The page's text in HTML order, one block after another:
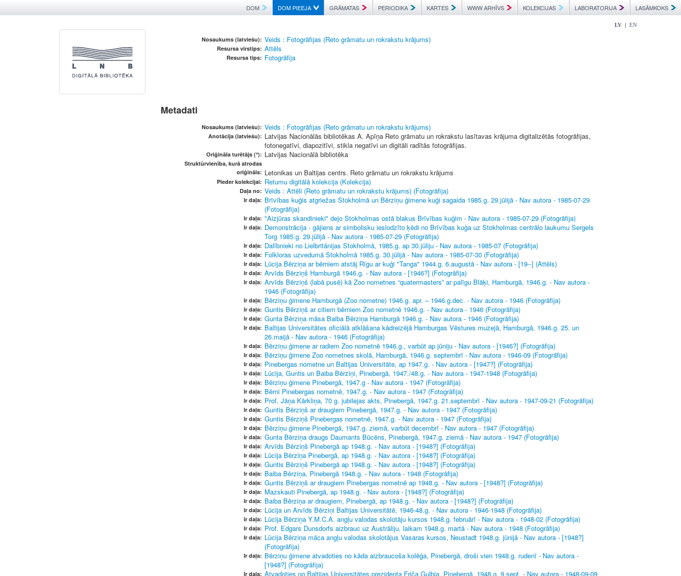
DOM DOM PIEEJA GRĀMATAS PERIODIKA KARTES WWW ARHĪVS KOLEKCIJAS LABORATORIJA LASĀMKOKS
LV | EN
Nosaukums (latviešu): Veids : Fotogrāfijas (Reto grāmatu un rokrakstu krājums)
Resursa virstips: Attēls
Resursa tips: Fotogrāfija
Metadati
Nosaukums (latviešu): Veids : Fotogrāfijas (Reto grāmatu un rokrakstu krājums)
Anotācija (latviešu): Latvijas Nacionālās bibliotēkas A. Apīņa Reto grāmatu un rokrakstu lasītavas krājuma digitalizētās fotogrāfijas,
fotonegatīvi, diapozitīvi, stikla negatīvi un digitāli radītās fotogrāfijas.
Oriģināla turētājs (*): Latvijas Nacionālā bibliotēka
Struktūrvienība, kurā atrodas
oriģināls: Letonikas un Baltijas centrs. Reto grāmatu un rokrakstu krājums
Pieder kolekcijai: Retumu digitālā kolekcija (Kolekcija)
Daļa no: Veids : Attēli (Reto grāmatu un rokrakstu krājums) (Fotogrāfija)
Ir daļa: Brīvības kuģis atgriežas Stokholmā un Bērziņu ģimene kuģi sagaida 1985.g. 29.jūlijā - Nav autora - 1985-07-29
(Fotogrāfija)
Ir daļa: "Aizjūras skandinieki" dejo Stokholmas ostā blakus Brīvības kuģim - Nav autora - 1985-07-29 (Fotogrāfija)
Ir daļa: Demonstrācija - gājiens ar simbolisku ieslodzīto ķēdi no Brīvības kuģa uz Stokholmas centrālo laukumu Sergels
Torg 1985.g. 29.jūlijā - Nav autora - 1985-07-29 (Fotogrāfija)
Ir daļa: Dalībnieki no Lielbritānijas Stokholmā, 1985.g. ap 30.jūliju - Nav autora - 1985-07 (Fotogrāfija)
Ir daļa: Folkloras uzvedumā Stokholmā 1985.g. 30.jūlijā - Nav autora - 1985-07-30 (Fotogrāfija)
Ir daļa: Lūcija Bērziņa ar bērniem atstāj Rīgu ar kuģi "Tanga" 1944.g. 6.augustā - Nav autora - [19--] (Attēls)
Ir daļa: Arvīds Bērziņš Hamburgā 1946.g. - Nav autora - [1946?] (Fotogrāfija)
Ir daļa: Arvīds Bērziņš (labā pusē) kā Zoo nometnes “quatermasters” ar palīgu Blāķi, Hamburgā, 1946.g. - Nav autora -
1946 (Fotogrāfija)
Ir daļa: Bērziņu ģimene Hamburgā (Zoo nometne) 1946.g. apr. – 1946.g.dec. - Nav autora - 1946 (Fotogrāfija)
Ir daļa: Guntis Bērziņš ar citiem bērniem Zoo nometnē 1946.g. - Nav autora - 1946 (Fotogrāfija)
Ir daļa: Gunta Bērziņa māsa Baiba Bērziņa Hamburgā 1946.g. - Nav autora - 1946 (Fotogrāfija)
Ir daļa: Baltijas Universitātes oficiālā atklāšana kādreizējā Hamburgas Vēstures muzejā, Hamburgā, 1946.g. 25. un
26.maijā - Nav autora - 1946 (Fotogrāfija)
Ir daļa: Bērziņu ģimene ar radiem Zoo nometnē 1946.g., varbūt ap jūniju - Nav autora - [1946?] (Fotogrāfija)
Ir daļa: Bērziņu ģimene Zoo nometnes skolā, Hamburgā, 1946.g. septembrī - Nav autora - 1946-09 (Fotogrāfija)
Ir daļa: Pinebergas nometne un Baltijas Universitāte, ap 1947.g. - Nav autora - [1947?] (Fotogrāfija)
Ir daļa: Lūcija, Guntis un Baiba Bērziņi, Pinebergā, 1947./48.g. - Nav autora - 1947-1948 (Fotogrāfija)
Ir daļa: Bērziņu ģimene Pinebergā, 1947.g - Nav autora - 1947 (Fotogrāfija)
Ir daļa: Bērni Pinebergas nometnē, 1947.g. - Nav autora - 1947 (Fotogrāfija)
Ir daļa: Prof. Jāņa Kārkliņa, 70 g. jubilejas akts, Pinebergā, 1947.g. 21.septembrī - Nav autora - 1947-09-21 (Fotogrāfija)
Ir daļa: Guntis Bērziņš ar draugiem Pinebergā, 1947.g. - Nav autora - 1947 (Fotogrāfija)
Ir daļa: Guntis Bērziņš Pinebergas nometnē, 1947.g. - Nav autora - 1947 (Fotogrāfija)
Ir daļa: Bērziņu ģimene Pinebergā, 1947.g. ziemā, varbūt decembrī - Nav autora - 1947 (Fotogrāfija)
Ir daļa: Gunta Bērziņa draugs Daumants Būcēns, Pinebergā, 1947.g. ziemā - Nav autora - 1947 (Fotogrāfija)
Ir daļa: Arvīds Bērziņš Pinebergā ap 1948.g. - Nav autora - [1948?] (Fotogrāfija)
Ir daļa: Lūcija Bērziņa Pinebergā, ap 1948.g. - Nav autora - [1948?] (Fotogrāfija)
Ir daļa: Guntis Bērziņš Pinebergā ap 1948.g. - Nav autora - [1948?] (Fotogrāfija)
Ir daļa: Baiba Bērziņa, Pinebergā 1948.g. - Nav autora - 1948 (Fotogrāfija)
Ir daļa: Guntis Bērziņš ar draugiem Pinebergas nometnē ap 1948.g. - Nav autora - [1948?] (Fotogrāfija)
Ir daļa: Mazskauti Pinebergā, ap 1948.g. - Nav autora - [1948?] (Fotogrāfija)
Ir daļa: Baiba Bērziņa ar draugiem, Pinebergā, ap 1948.g. - Nav autora - [1948?] (Fotogrāfija)
Ir daļa: Lūcija un Arvīds Bērziņi Baltijas Universitātē, 1946-48.g. - Nav autora - 1946-1948 (Fotogrāfija)
Ir daļa: Lūcija Bērziņa Y.M.C.A. angļu valodas skolotāju kursos 1948.g. februārī - Nav autora - 1948-02 (Fotogrāfija)
Ir daļa: Prof. Edgars Dunsdorfs aizbrauc uz Austrāliju, laikam 1948.g. martā - Nav autora - 1948 (Fotogrāfija)
Ir daļa: Lūcija Bērziņa māca angļu valodas skolotājus Vasaras kursos, Neustadt 1948.g. jūnijā - Nav autora - [1948?]
(Fotogrāfija)
Ir daļa: Bērziņu ģimene atvadoties no kāda aizbraucoša kolēģa, Pinebergā, droši vien 1948.g. rudenī - Nav autora -
[1948?] (Fotogrāfija)
Ir daļa: Atvadoties no Baltijas Universitātes prezidenta Friča Gulbja, Pinebergā, 1948.g. 9.sept. - Nav autora - 1948-09-09